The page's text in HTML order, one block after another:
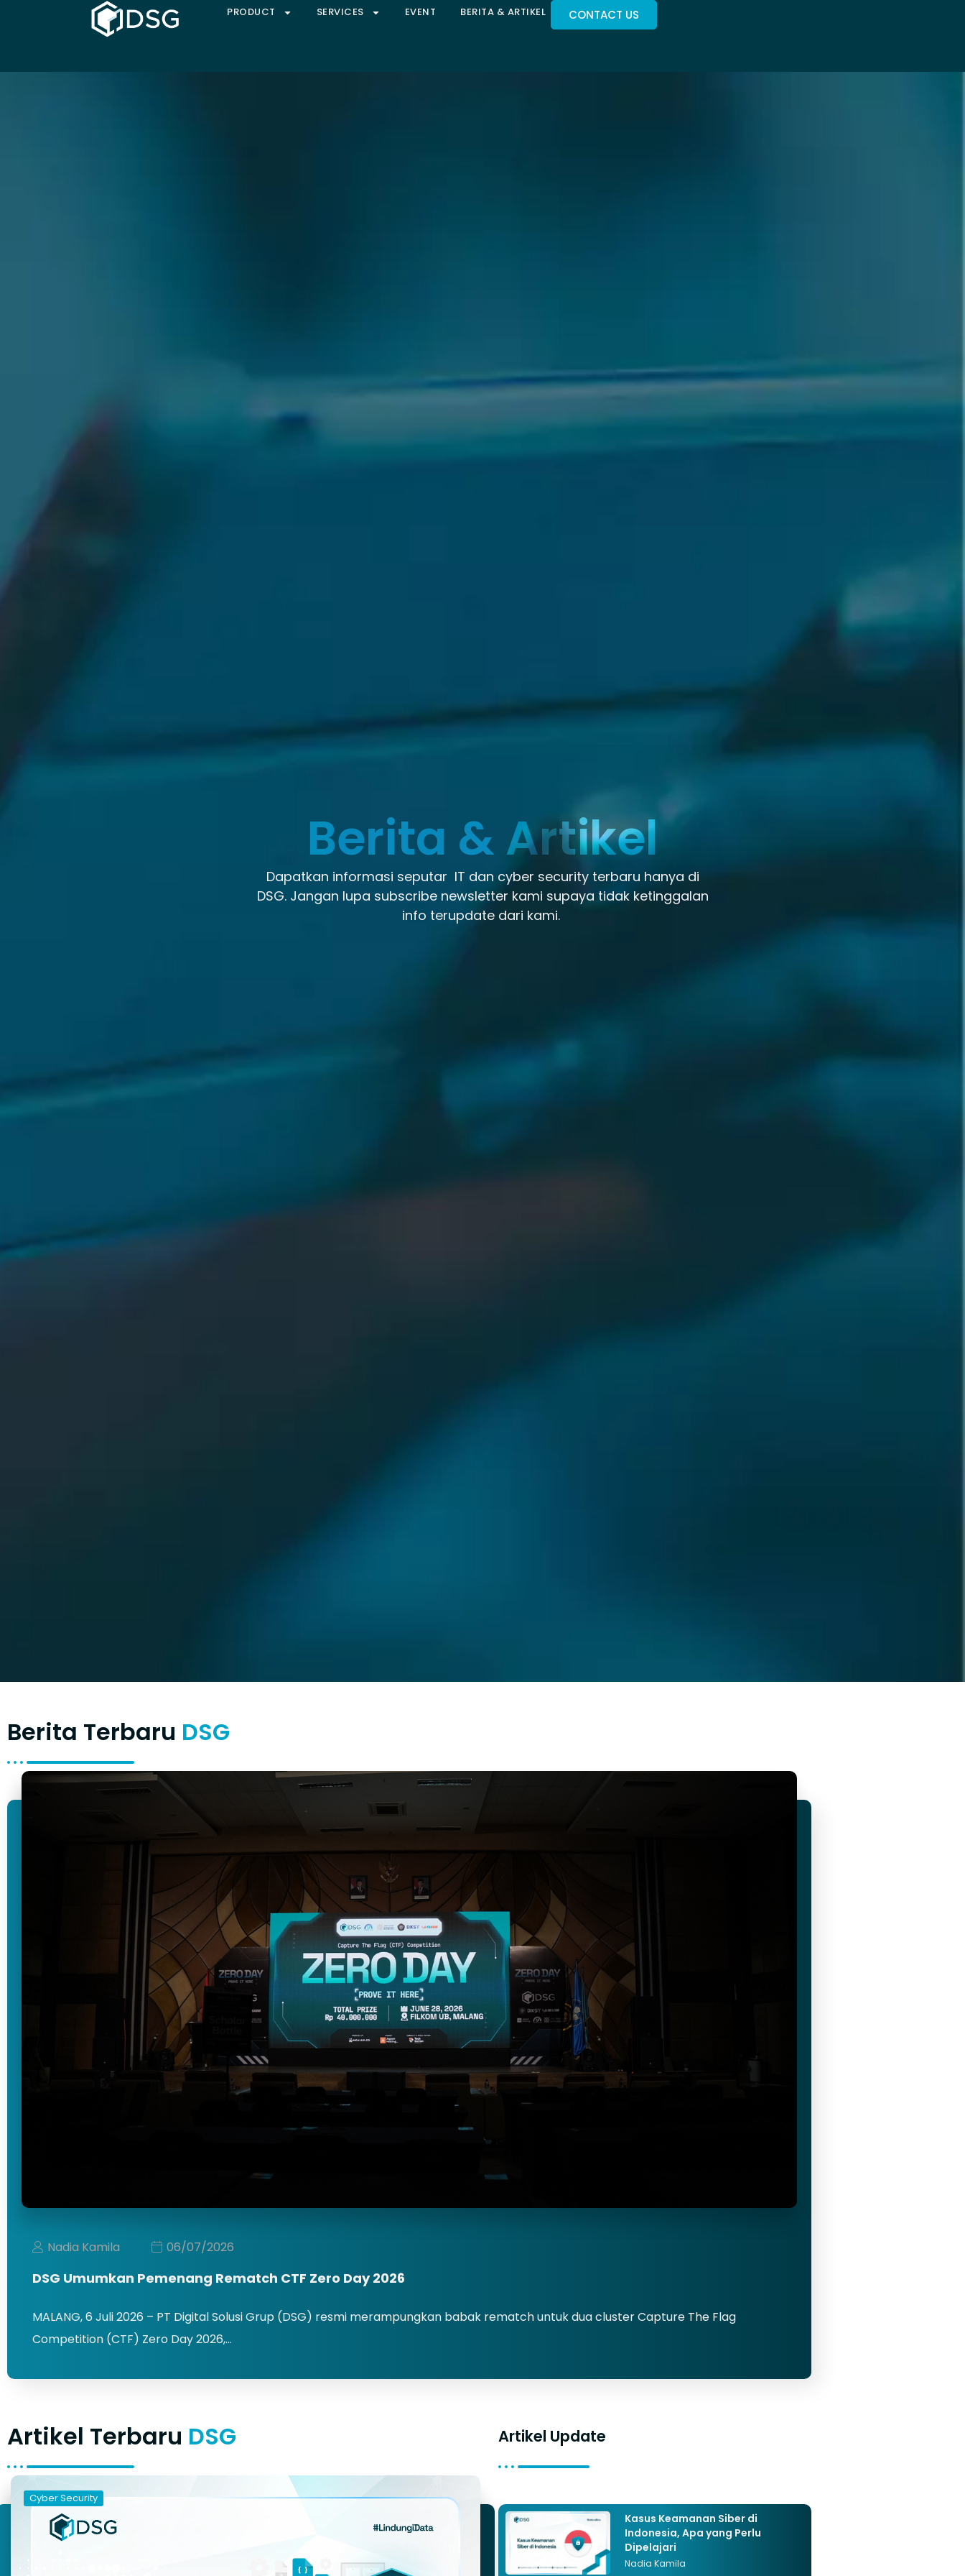
PRODUCT SERVICES EVENT BERITA & ARTIKEL CONTACT US
Berita & Artikel
Dapatkan informasi seputar IT dan cyber security terbaru hanya di
DSG. Jangan lupa subscribe newsletter kami supaya tidak ketinggalan
info terupdate dari kami.
Berita Terbaru DSG
Nadia Kamila 06/07/2026
DSG Umumkan Pemenang Rematch CTF Zero Day 2026
MALANG, 6 Juli 2026 – PT Digital Solusi Grup (DSG) resmi merampungkan babak rematch untuk dua cluster Capture The Flag
Competition (CTF) Zero Day 2026,…
Artikel Terbaru DSG
Cyber Security
Artikel Update
Kasus Keamanan Siber di
Indonesia, Apa yang Perlu
Dipelajari
Nadia Kamila